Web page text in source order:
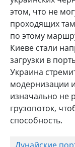
этом, что не
проходящих
по этому
Киеве стали
загрузки в
Украина
модернизации
изначально не
грузопоток,
способность.